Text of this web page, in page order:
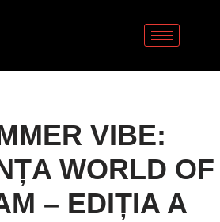
VIBE:
WORLD OF
– EDIȚIA A